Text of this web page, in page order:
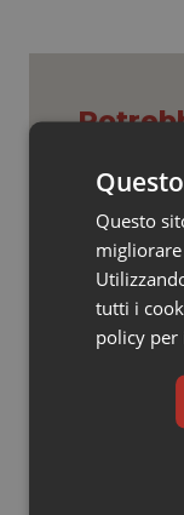
Tumore al
Tumore
Tumori
Tumori
Questo
tutti i
policy per